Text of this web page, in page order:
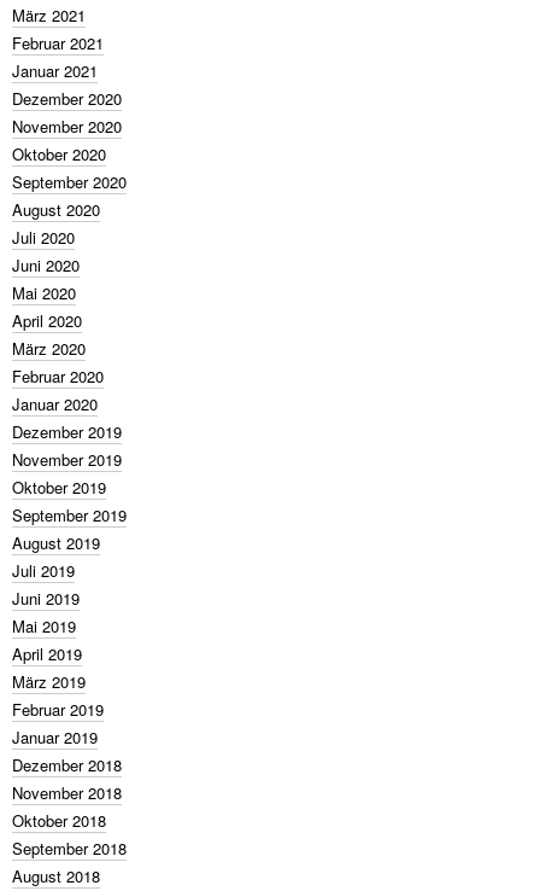
März 2021
Februar 2021
Januar 2021
Dezember 2020
November 2020
Oktober 2020
September 2020
August 2020
Juli 2020
Juni 2020
Mai 2020
April 2020
März 2020
Februar 2020
Januar 2020
Dezember 2019
November 2019
Oktober 2019
September 2019
August 2019
Juli 2019
Juni 2019
Mai 2019
April 2019
März 2019
Februar 2019
Januar 2019
Dezember 2018
November 2018
Oktober 2018
September 2018
August 2018